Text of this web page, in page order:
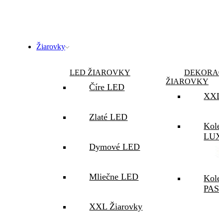
Žiarovky
LED ŽIAROVKY
Číre LED
Zlaté LED
Dymové LED
Mliečne LED
XXL Žiarovky
ŽIAROVKY